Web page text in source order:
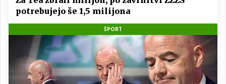
potrebujejo še 1,5 milijona
ŠPORT